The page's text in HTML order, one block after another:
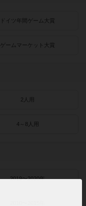
ドイツ年間ゲーム大賞
ゲームマーケット大賞
2人用
4～8人用
2019〜2020年